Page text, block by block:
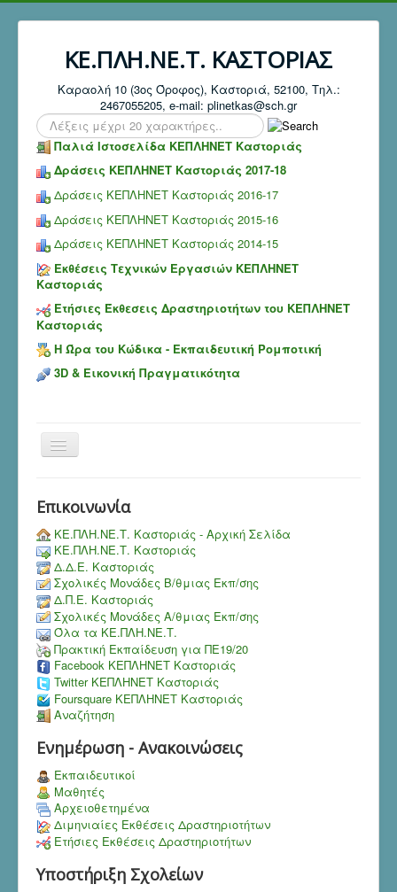
ΚΕ.ΠΛΗ.ΝΕ.Τ. ΚΑΣΤΟΡΙΑΣ
Καραολή 10 (3ος Όροφος), Καστοριά, 52100, Τηλ.:
2467055205, e-mail: plinetkas@sch.gr
Search
...
Παλιά Ιστοσελίδα ΚΕΠΛΗΝΕΤ Καστοριάς
Δράσεις ΚΕΠΛΗΝΕΤ Καστοριάς 2017-18
Δράσεις ΚΕΠΛΗΝΕΤ Καστοριάς 2016-17
Δράσεις ΚΕΠΛΗΝΕΤ Καστοριάς 2015-16
Δράσεις ΚΕΠΛΗΝΕΤ Καστοριάς 2014-15
Εκθέσεις Τεχνικών Εργασιών ΚΕΠΛΗΝΕΤ
Καστοριάς
Ετήσιες Έκθεσεις Δραστηριοτήτων του ΚΕΠΛΗΝΕΤ
Καστοριάς
Η Ώρα του Κώδικα - Εκπαιδευτική Ρομποτική
3D & Εικονική Πραγματικότητα
Toggle
Navigation
Επικοινωνία
ΚΕ.ΠΛΗ.ΝΕ.Τ. Καστοριάς - Αρχική Σελίδα
ΚΕ.ΠΛΗ.ΝΕ.Τ. Καστοριάς
Δ.Δ.Ε. Καστοριάς
Σχολικές Μονάδες Β/θμιας Εκπ/σης
Δ.Π.Ε. Καστοριάς
Σχολικές Μονάδες Α/θμιας Εκπ/σης
Όλα τα ΚΕ.ΠΛΗ.ΝΕ.Τ.
Πρακτική Εκπαίδευση για ΠΕ19/20
Facebook ΚΕΠΛΗΝΕΤ Καστοριάς
Twitter ΚΕΠΛΗΝΕΤ Καστοριάς
Foursquare ΚΕΠΛΗΝΕΤ Καστοριάς
Αναζήτηση
Ενημέρωση - Ανακοινώσεις
Εκπαιδευτικοί
Μαθητές
Αρχειοθετημένα
Διμηνιαίες Εκθέσεις Δραστηριοτήτων
Ετήσιες Εκθέσεις Δραστηριοτήτων
Υποστήριξη Σχολείων